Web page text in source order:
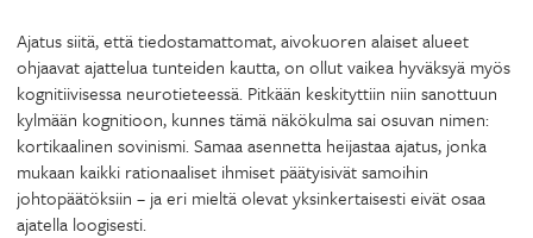
Ajatus siitä, että tiedostamattomat, aivokuoren alaiset alueet
ohjaavat ajattelua tunteiden kautta, on ollut vaikea hyväksyä myös
kognitiivisessa neurotieteessä. Pitkään keskityttiin niin sanottuun
kylmään kognitioon, kunnes tämä näkökulma sai osuvan nimen:
kortikaalinen sovinismi. Samaa asennetta heijastaa ajatus, jonka
mukaan kaikki rationaaliset ihmiset päätyisivät samoihin
johtopäätöksiin – ja eri mieltä olevat yksinkertaisesti eivät osaa
ajatella loogisesti.